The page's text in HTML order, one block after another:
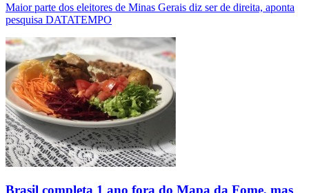
Maior parte dos eleitores de Minas Gerais diz ser de direita, aponta
pesquisa DATATEMPO
Brasil completa 1 ano fora do Mapa da Fome, mas